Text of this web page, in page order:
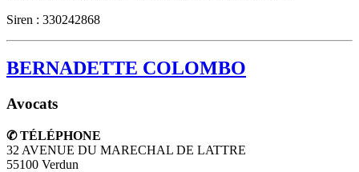
Siren : 330242868
BERNADETTE COLOMBO
Avocats
✆ TÉLÉPHONE
32 AVENUE DU MARECHAL DE LATTRE
55100 Verdun